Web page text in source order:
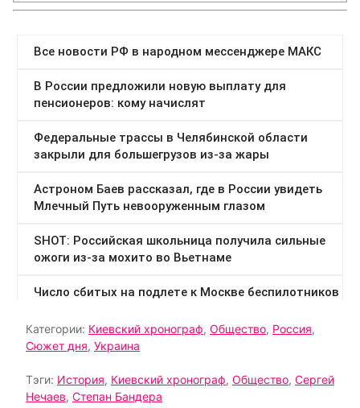
Категории: Киевский хронограф, Общество, Россия,
Сюжет дня, Украина
Тэги: История, Киевский хронограф, Общество, Сергей
Нечаев, Степан Бандера